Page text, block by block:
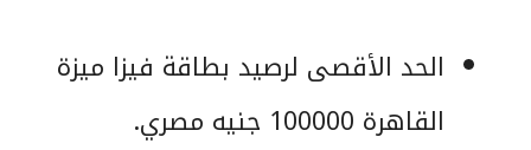
الحد الأقصى لرصيد بطاقة فيزا ميزة
القاهرة 100000 جنيه مصري.